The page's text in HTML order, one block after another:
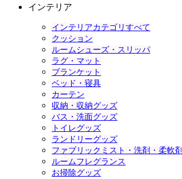
インテリア
インテリアカテゴリすべて
クッション
ルームシューズ・スリッパ
ラグ・マット
ブランケット
ベッド・寝具
カーテン
収納・収納グッズ
バス・洗面グッズ
トイレグッズ
ランドリーグッズ
ファブリックミスト・洗剤・柔軟剤
ルームフレグランス
お掃除グッズ